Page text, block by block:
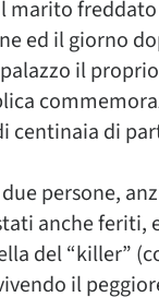
marito
ed il giorno
il
centinaia di
persone,
anche feriti,
del “killer”
il